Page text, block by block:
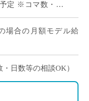
定 ※コマ数・日
い […]
場合の月額モデル給
は、日割計算になり
日数等の相談OK）